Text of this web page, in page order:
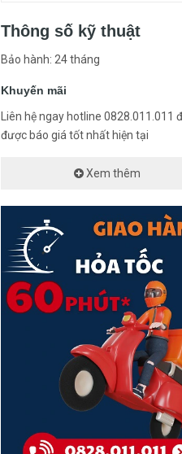
Thông số kỹ thuật
Bảo hành: 24 tháng
Khuyến mãi
Liên hệ ngay hotline 0828.011.011
được báo giá tốt nhất hiện tại
Xem thêm